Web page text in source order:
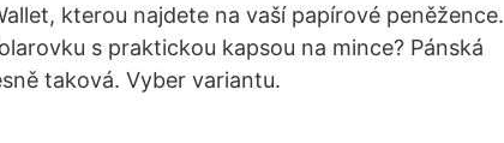
kterou najdete na vaší papírové peněžence.
s praktickou kapsou na mince? Pánská
taková. Vyber variantu.